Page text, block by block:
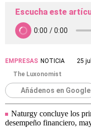
Escucha este
EMPRESAS NOTICIA
25
The Luxonomist
Añádenos en Google
Naturgy concluye los
desempeño financiero,